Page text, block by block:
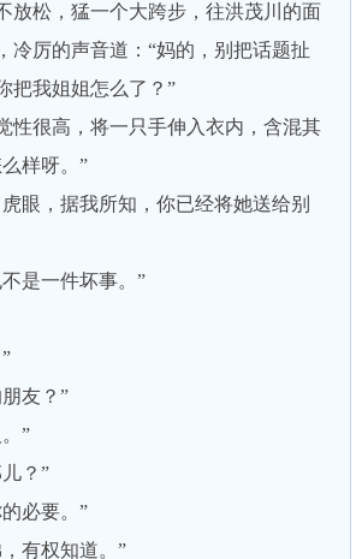
松，猛一个大跨步，往洪茂川的面
冷厉的声音道：“妈的，别把话题扯
把我姐姐怎么了？”
很高，将一只手伸入衣内，含混其
样呀。”
，据我所知，你已经将她送给别
是一件坏事。”
友？”
”
？”
必要。”
有权知道。”